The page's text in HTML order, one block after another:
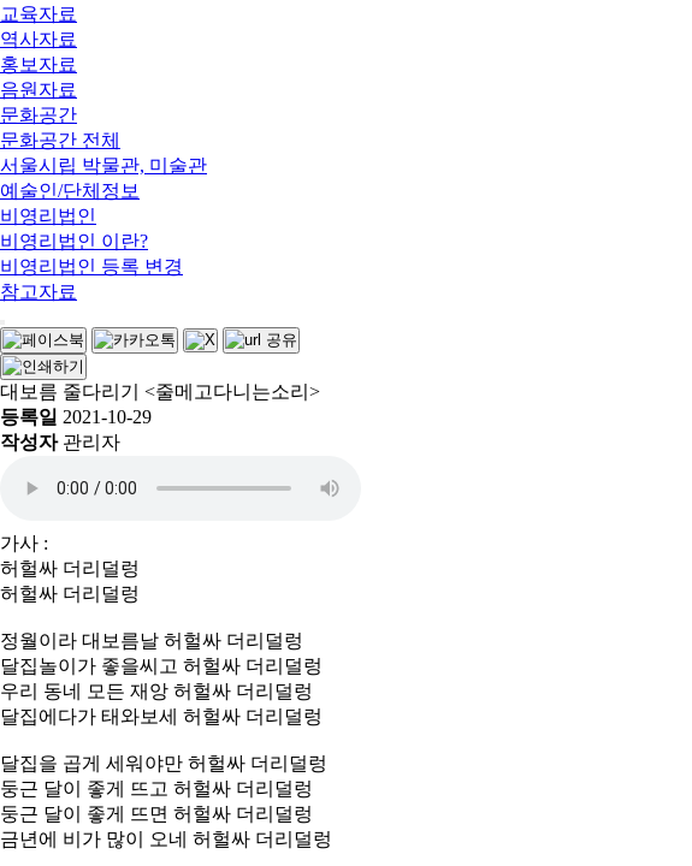
교육자료
역사자료
홍보자료
음원자료
문화공간
문화공간 전체
서울시립 박물관, 미술관
예술인/단체정보
비영리법인
비영리법인 이란?
비영리법인 등록 변경
참고자료
대보름 줄다리기 <줄메고다니는소리>
등록일 2021-10-29
작성자 관리자
가사 :
허헐싸 더리덜렁
허헐싸 더리덜렁
정월이라 대보름날 허헐싸 더리덜렁
달집놀이가 좋을씨고 허헐싸 더리덜렁
우리 동네 모든 재앙 허헐싸 더리덜렁
달집에다가 태와보세 허헐싸 더리덜렁
달집을 곱게 세워야만 허헐싸 더리덜렁
둥근 달이 좋게 뜨고 허헐싸 더리덜렁
둥근 달이 좋게 뜨면 허헐싸 더리덜렁
금년에 비가 많이 오네 허헐싸 더리덜렁